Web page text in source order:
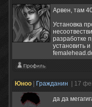
Арвен, там
Установка
разработке
установить
Юноо Гражданин | 17
да да